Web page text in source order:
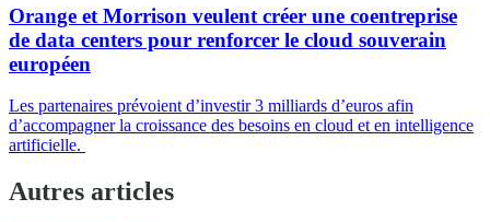
Orange et Morrison veulent créer une coentreprise
de data centers pour renforcer le cloud souverain
européen
Les partenaires prévoient d’investir 3 milliards d’euros afin
d’accompagner la croissance des besoins en cloud et en intelligence
artificielle.
Autres articles